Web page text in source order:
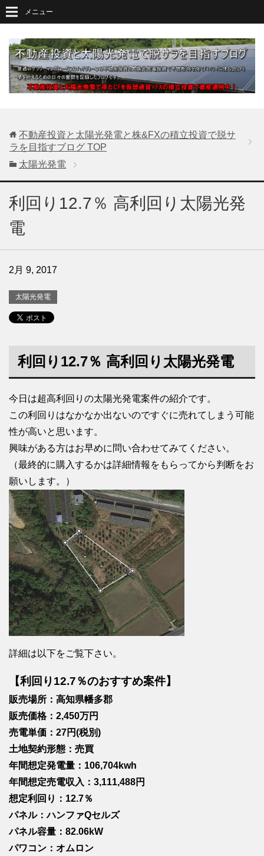
メニュー
不動産投資と太陽光発電と株&FXの積立投資で脱サ
ラを目指すブログ TOP
太陽光発電
利回り12.7％ 高利回り太陽光発
電
2月 9, 2017
太陽光発電
利回り12.7％ 高利回り太陽光発電
今日は超高利回りの太陽光発電案件の紹介です。
この利回りはなかなか出ないのですぐに売れてしまう可能
性が高いと思います。
興味がある方はお早めに問い合わせてみてください。
（最終的に購入するかは詳細情報をもらってから判断をお
願いします。）
詳細は以下をご覧下さい。
【利回り12.7％のおすすめ案件】
販売場所：高知県幡多郡
販売価格：2,450万円
売電単価：27円(税別)
土地契約形態：売買
年間想定発電量：106,704kwh
年間想定売電収入：3,111,488円
想定利回り：12.7％
パネル：ハンファQセルズ
パネル容量：82.06kW
パワコン：オムロン